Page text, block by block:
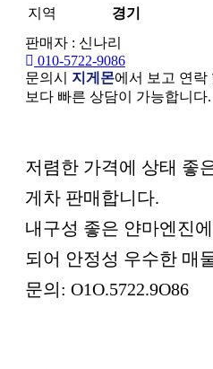
지역
경기
판매자 : 신나리
010-5722-9086
문의시 지게몬에서 보고 연락
보다 빠른 상담이 가능합니다.
본문
저렴한 가격에 상태 좋
게차 판매합니다.
내구성 좋은 얀마엔진
되어 안정성 우수한 매
문의: O1O.5722.9O86